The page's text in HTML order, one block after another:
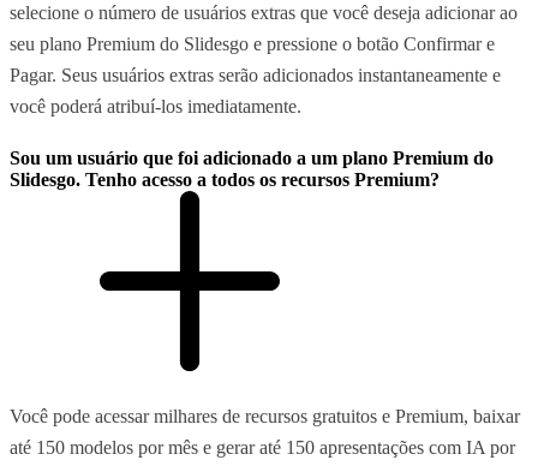
selecione o número de usuários extras que você deseja adicionar ao
seu plano Premium do Slidesgo e pressione o botão Confirmar e
Pagar. Seus usuários extras serão adicionados instantaneamente e
você poderá atribuí-los imediatamente.
Sou um usuário que foi adicionado a um plano Premium do
Slidesgo. Tenho acesso a todos os recursos Premium?
Você pode acessar milhares de recursos gratuitos e Premium, baixar
até 150 modelos por mês e gerar até 150 apresentações com IA por